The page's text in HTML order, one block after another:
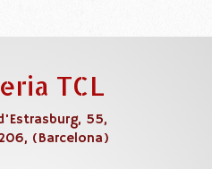
TCL
55,
, (Barcelona)